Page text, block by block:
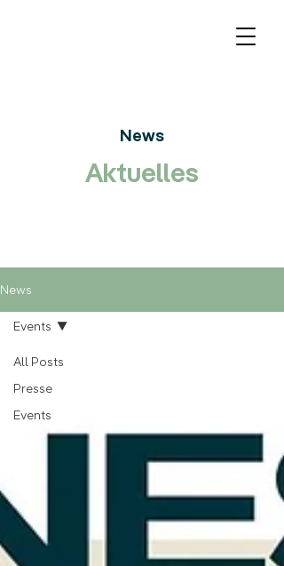
News
Aktuelles
News
All Posts
Presse
Events
Events